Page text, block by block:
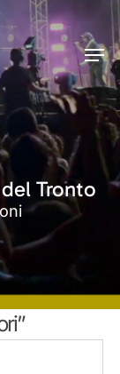
Tronto